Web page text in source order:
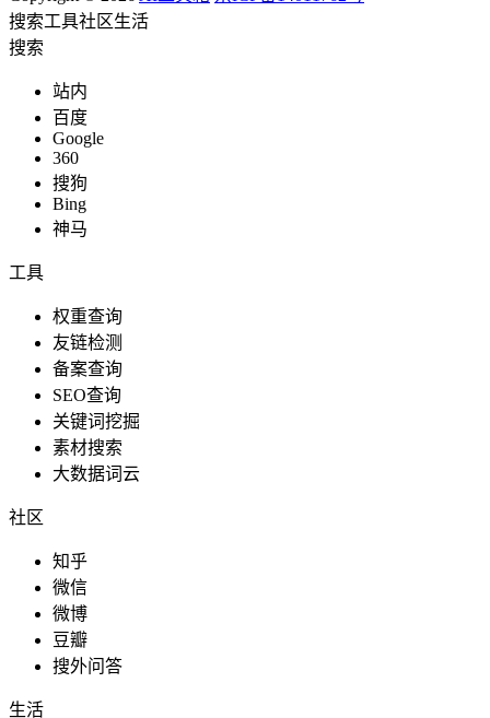
搜索工具社区生活
搜索
站内
百度
Google
360
搜狗
Bing
神马
工具
权重查询
友链检测
备案查询
SEO查询
关键词挖掘
素材搜索
大数据词云
社区
知乎
微信
微博
豆瓣
搜外问答
生活